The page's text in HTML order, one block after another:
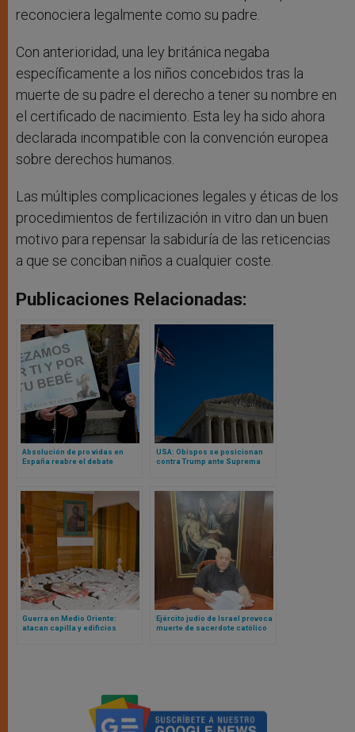
reconociera legalmente como su padre.
Con anterioridad, una ley británica negaba
específicamente a los niños concebidos tras la
muerte de su padre el derecho a tener su nombre en
el certificado de nacimiento. Esta ley ha sido ahora
declarada incompatible con la convención europea
sobre derechos humanos.
Las múltiples complicaciones legales y éticas de los
procedimientos de fertilización in vitro dan un buen
motivo para repensar la sabiduría de las reticencias
a que se conciban niños a cualquier coste.
Publicaciones Relacionadas:
Absolución de pro vidas en
España reabre el debate
USA: Obispos se posicionan
contra Trump ante Suprema
Guerra en Medio Oriente:
atacan capilla y edificios
Ejército judío de Israel provoca
muerte de sacerdote católico